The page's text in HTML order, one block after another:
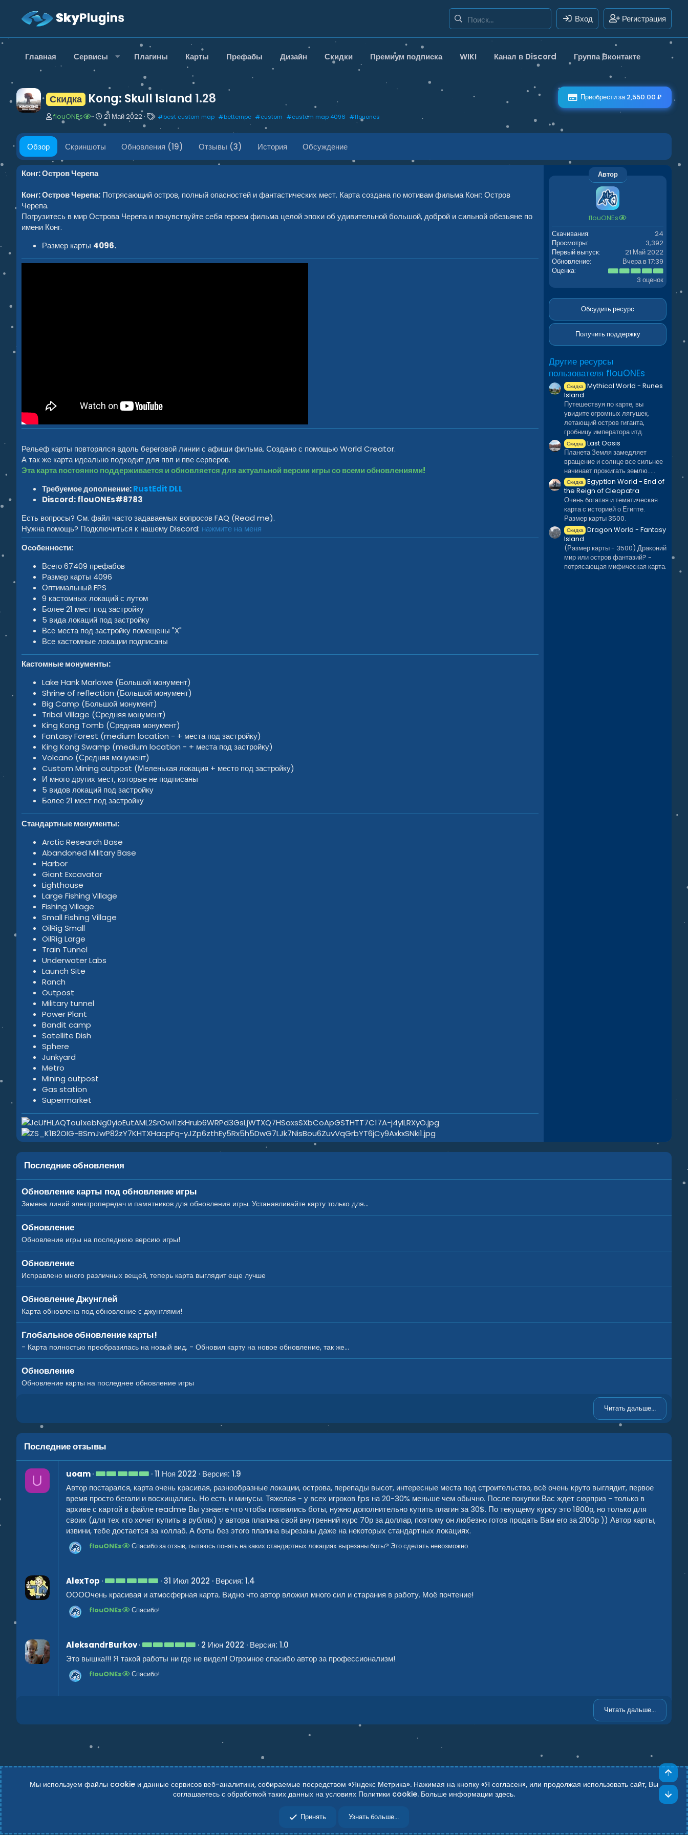
Вход Регистрация
Главная Сервисы Плагины Карты Префабы Дизайн Скидки Премиум подписка WIKI Канал в Discord Группа Вконтакте
Скидка Kong: Skull Island 1.28
Приобрести за 2,550.00 ₽
А
т
р
flouONEs
Д
а
т
а
с
о
н
я
21 Май 2022
Т
г
и
#best custom map #betternpc #custom #custom map 4096 #flouones
Обзор Скриншоты Обновления (19) Отзывы (3) История Обсуждение
Конг: Остров Черепа
Конг: Остров Черепа: Потрясающий остров, полный опасностей и фантастических мест. Карта создана по мотивам фильма Конг: Остров
Черепа.
Погрузитесь в мир Острова Черепа и почувствуйте себя героем фильма целой эпохи об удивительной большой, доброй и сильной обезьяне по
имени Конг.
Размер карты 4096.
Рельеф карты повторялся вдоль береговой линии с афиши фильма. Создано с помощью World Creator.
А так же карта идеально подходит для пвп и пве серверов.
Эта карта постоянно поддерживается и обновляется для актуальной версии игры со всеми обновлениями!
Требуемое дополнение:RustEdit DLL
Discord: flouONEs#8783
Есть вопросы? См. файл часто задаваемых вопросов FAQ (Read me).
Нужна помощь? Подключиться к нашему Discord: нажмите на меня
Особенности:
Всего 67409 префабов
Размер карты 4096
Оптимальный FPS
9 кастомных локаций с лутом
Более 21 мест под застройку
5 вида локаций под застройку
Все места под застройку помещены "X"
Все кастомные локации подписаны
Кастомные монументы:
Lake Hank Marlowe (Большой монумент)
Shrine of reflection (Большой монумент)
Big Camp (Большой монумент)
Tribal Village (Средняя монумент)
King Kong Tomb (Средняя монумент)
Fantasy Forest (medium location - + места под застройку)
King Kong Swamp (medium location - + места под застройку)
Volcano (Средняя монумент)
Custom Mining outpost (Меленькая локация + место под застройку)
И много других мест, которые не подписаны
5 видов локаций под застройку
Более 21 мест под застройку
Стандартные монументы:
Arctic Research Base
Abandoned Military Base
Harbor
Giant Excavator
Lighthouse
Large Fishing Village
Fishing Village
Small Fishing Village
OilRig Small
OilRig Large
Train Tunnel
Underwater Labs
Launch Site
Ranch
Outpost
Military tunnel
Power Plant
Bandit camp
Satellite Dish
Sphere
Junkyard
Metro
Mining outpost
Gas station
Supermarket
Автор
flouONEs
Скачивания
24
Просмотры
3,392
Первый выпуск
21 Май 2022
Обновление
Вчера в 17:39
Оценка
5
.
0
з
ё
з
3 оценок
Обсудить ресурс
Получить поддержку
Другие ресурсы
пользователя flouONEs
Скидка Mythical World - Runes
Island
Путешествуя по карте, вы
увидите огромных лягушек,
летающий остров гиганта,
гробницу императора итд.
Скидка Last Oasis
Планета Земля замедляет
вращение и солнце все сильнее
начинает прожигать землю.....
Скидка Egyptian World - End of
the Reign of Cleopatra
Очень богатая и тематическая
карта с историей о Египте.
Размер карты 3500.
Скидка Dragon World - Fantasy
Island
(Размер карты - 3500) Драконий
мир или остров фантазий? -
потрясающая мифическая карта.
Последние обновления
Обновление карты под обновление игры
Замена линий электропередач и памятников для обновления игры. Устанавливайте карту только для...
Обновление
Обновление игры на последнюю версию игры!
Обновление
Исправлено много различных вещей, теперь карта выглядит еще лучше
Обновление Джунглей
Карта обновлена под обновление с джунглями!
Глобальное обновление карты!
- Карта полностью преобразилась на новый вид. - Обновил карту на новое обновление, так же...
Обновление
Обновление карты на последнее обновление игры
Читать дальше...
Последние отзывы
U uoam 5
0
0
з
в
ё
з
д
11 Ноя 2022
Версия: 1.9
Автор постарался, карта очень красивая, разнообразные локации, острова, перепады высот, интересные места под строительство, всё очень круто выглядит, первое
время просто бегали и восхищались. Но есть и минусы. Тяжелая - у всех игроков fps на 20-30% меньше чем обычно. После покупки Вас ждет сюрприз - только в
архиве с картой в файле readme Вы узнаете что чтобы появились боты, нужно дополнительно купить плагин за 30$. По текущему курсу это 1800р, но только для
своих (для тех кто хочет купить в рублях) у автора плагина свой внутренний курс 70р за доллар, поэтому он любезно готов продать Вам его за 2100р )) Автор карты,
извини, тебе достается за коллаб. А боты без этого плагина вырезаны даже на некоторых стандартных локациях.
flouONEs Спасибо за отзыв, пытаюсь понять на каких стандартных локациях вырезаны боты? Это сделать невозможно.
AlexTop 5
0
з
д
31 Июл 2022
Версия: 1.4
ООООчень красивая и атмосферная карта. Видно что автор вложил много сил и старания в работу. Моё почтение!
flouONEs Спасибо!
AleksandrBurkov 5
0
2 Июн 2022
Версия: 1.0
Это вышка!!! Я такой работы ни где не видел! Огромное спасибо автор за профессионализм!
flouONEs Спасибо!
Читать дальше...
S
Мы используем файлы cookie и данные сервисов веб-аналитики, собираемые посредством «Яндекс Метрика». Нажимая на кнопку «Я согласен», или продолжая использовать сайт, Вы
соглашаетесь с обработкой таких данных на условиях Политики cookie. Больше информации здесь.
Принять Узнать больше...